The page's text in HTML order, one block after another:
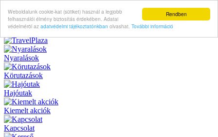
Rendben
Weboldalunk cookie-kat (sütiket) használ a legjobb
felhasználói élmény biztosítás érdekében. Adatai
védelméröl az adatvédelmi tájékoztatónkban olvashat. További információ
Nyaralások
Körutazások
Hajóutak
Kiemelt akciók
Kapcsolat